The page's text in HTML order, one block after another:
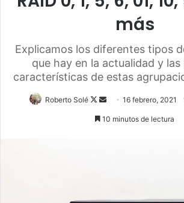
más
Explicamos los diferentes tipos
que hay en la actualidad y
características de estas
Roberto Solé
Follow
on
Send16 febrero, 2021
10 minutos de lectura